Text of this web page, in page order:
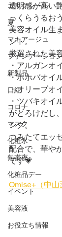
エリクシール
夏
マキアージュ
ファンデーション
新製品
口紅
コロナ
マスク
化粧水
熱帯夜
化粧品デー
イベント
美容液
お役立ち情報
透明感が高い
っくらうるおう
美容オイル生
ント。
厳選された美
・アルガンオ
・ホホバオイ
・オリーブオ
・ツバキオイ
がとろけだし
ング。
つみたてエッ
配合で、華や
です💗
Omise+（中山